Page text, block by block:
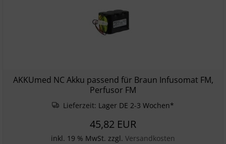
AKKUmed NC Akku passend für Braun Infusomat FM,
Perfusor FM
Lieferzeit: Lager DE 2-3 Wochen*
45,82 EUR
inkl. 19 % MwSt. zzgl. Versandkosten